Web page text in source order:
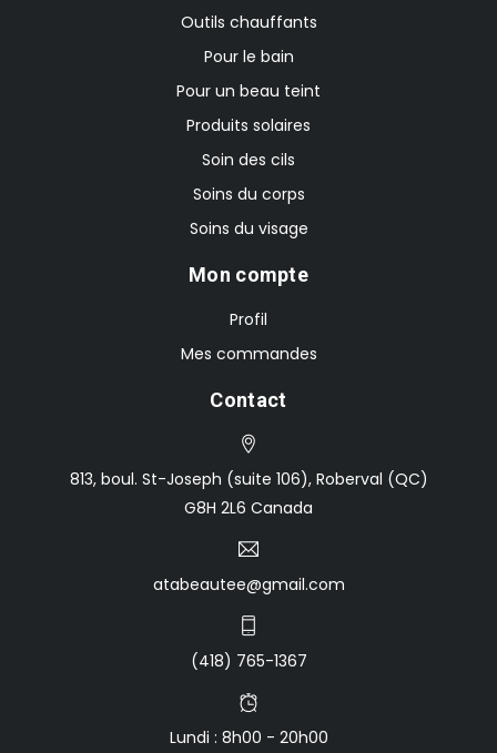
Outils chauffants
Pour le bain
Pour un beau teint
Produits solaires
Soin des cils
Soins du corps
Soins du visage
Mon compte
Profil
Mes commandes
Contact
813, boul. St-Joseph (suite 106), Roberval (QC)
G8H 2L6 Canada
atabeautee@gmail.com
(418) 765-1367
Lundi : 8h00 - 20h00